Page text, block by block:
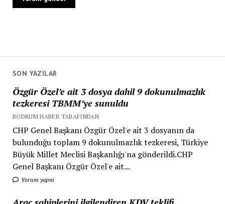
SON YAZILAR
Özgür Özel’e ait 3 dosya dahil 9 dokunulmazlık
tezkeresi TBMM’ye sunuldu
BODRUM HABER TARAFINDAN
CHP Genel Başkanı Özgür Özel'e ait 3 dosyanın da
bulunduğu toplam 9 dokunulmazlık tezkeresi, Türkiye
Büyük Millet Meclisi Başkanlığı'na gönderildi.CHP
Genel Başkanı Özgür Özel'e ait...
Yorum yapın